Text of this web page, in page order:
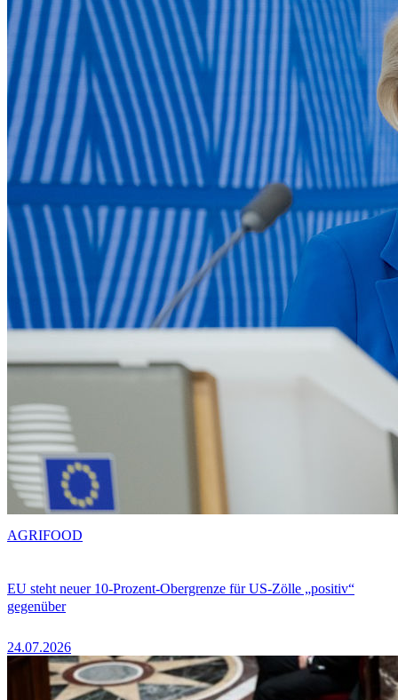
EU steht neuer 10-Prozent-Obergrenze für US-Zölle „positiv“
gegenüber
24.07.2026
AGRIFOOD